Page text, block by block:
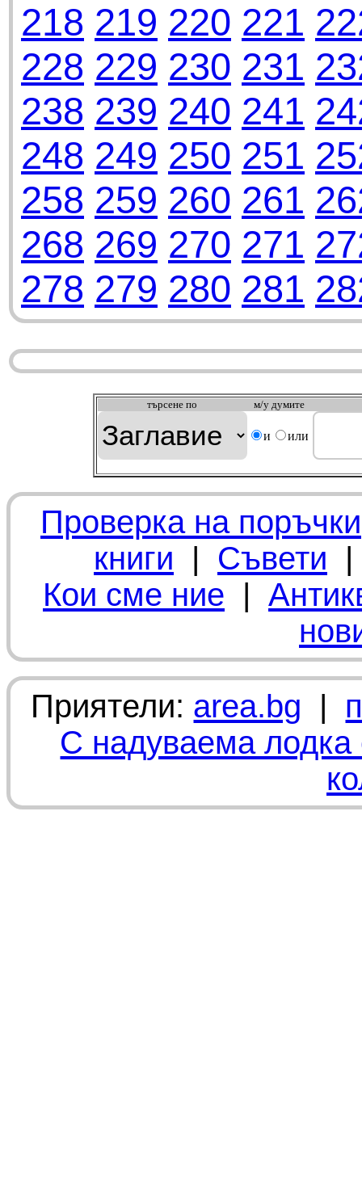
218 219 220 221
228 229 230 231
238 239 240 241
248 249 250 251
258 259 260 261
268 269 270 271
278 279 280 281
търсeне по м/у думите
и или
Проверка на поръчки
книги | Съвети
Кои сме ние |
Приятели: area.bg |
С надуваема лодка